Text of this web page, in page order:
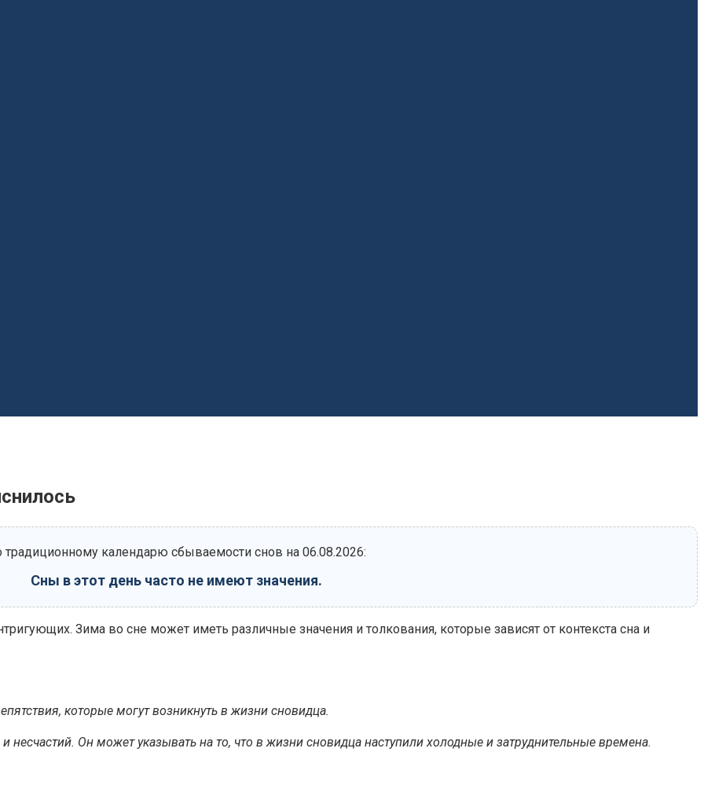
традиционному календарю сбываемости снов на 06.08.2026:
Сны в этот день часто не имеют значения.
Зима во сне может иметь различные значения и толкования, которые зависят от контекста сна и
которые могут возникнуть в жизни сновидца.
несчастий. Он может указывать на то, что в жизни сновидца наступили холодные и затруднительные времена.